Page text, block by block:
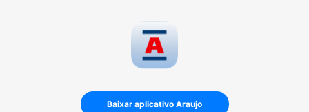
Baixar aplicativo Araujo